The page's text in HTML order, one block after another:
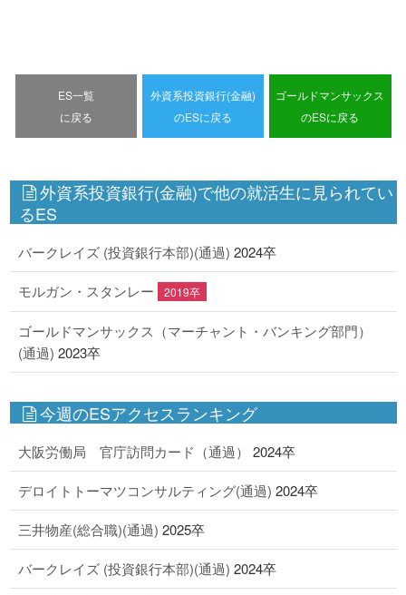
ES一覧
に戻る
外資系投資銀行(金融)
のESに戻る
ゴールドマンサックス
のESに戻る
外資系投資銀行(金融)で他の就活生に見られてい
るES
バークレイズ (投資銀行本部)(通過) 2024卒
モルガン・スタンレー 2019卒
ゴールドマンサックス（マーチャント・バンキング部門）
(通過) 2023卒
今週のESアクセスランキング
大阪労働局 官庁訪問カード（通過） 2024卒
デロイトトーマツコンサルティング(通過) 2024卒
三井物産(総合職)(通過) 2025卒
バークレイズ (投資銀行本部)(通過) 2024卒